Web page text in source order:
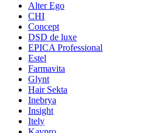
Alter Ego
CHI
Concept
DSD de luxe
EPICA Professional
Estel
Farmavita
Glynt
Hair Sekta
Inebrya
Insight
Itely